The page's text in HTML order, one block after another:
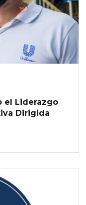
el Liderazgo
Dirigida